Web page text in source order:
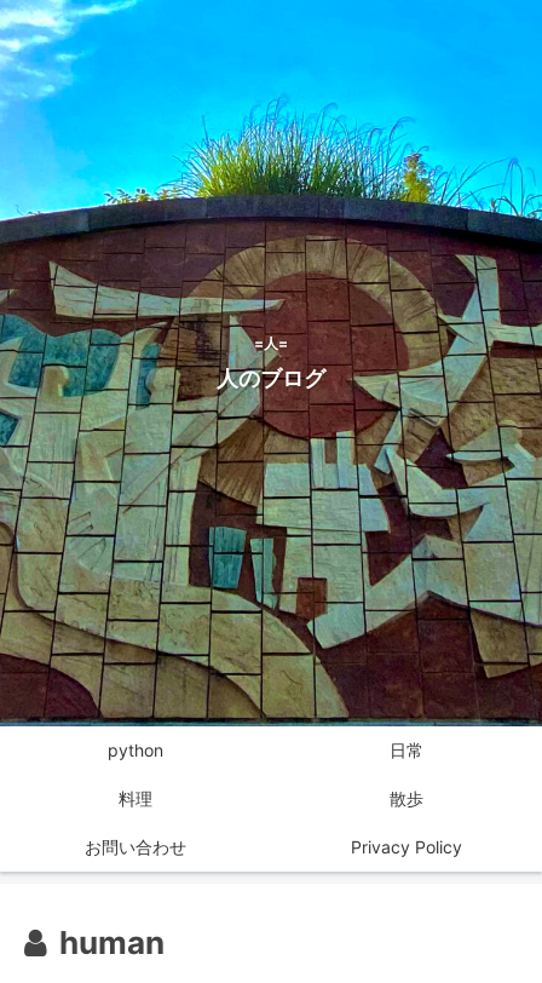
=人=
人のブログ
python 日常
料理 散歩
お問い合わせ Privacy Policy
human